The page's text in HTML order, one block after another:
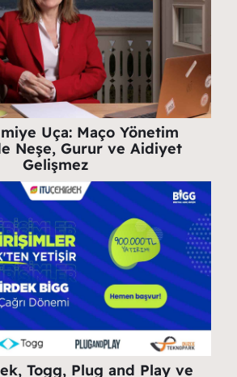
Uça: Maço Yönetim
Neşe, Gurur ve Aidiyet
Gelişmez
Togg, Plug and Play ve